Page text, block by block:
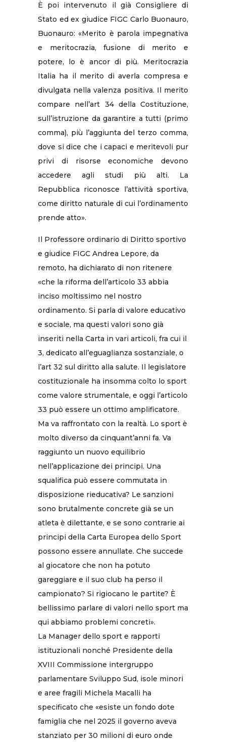
È poi intervenuto il già Consigliere di
Stato ed ex giudice FIGC Carlo Buonauro,
Buonauro: «Merito è parola impegnativa
e meritocrazia, fusione di merito e
potere, lo è ancor di più. Meritocrazia
Italia ha il merito di averla compresa e
divulgata nella valenza positiva. Il merito
compare nell’art 34 della Costituzione,
sull’istruzione da garantire a tutti (primo
comma), più l’aggiunta del terzo comma,
dove si dice che i capaci e meritevoli pur
privi di risorse economiche devono
accedere agli studi più alti. La
Repubblica riconosce l’attività sportiva,
come diritto naturale di cui l’ordinamento
prende atto».
Il Professore ordinario di Diritto sportivo
e giudice FIGC Andrea Lepore, da
remoto, ha dichiarato di non ritenere
«che la riforma dell’articolo 33 abbia
inciso moltissimo nel nostro
ordinamento. Si parla di valore educativo
e sociale, ma questi valori sono già
inseriti nella Carta in vari articoli, fra cui il
3, dedicato all’eguaglianza sostanziale, o
l’art 32 sul diritto alla salute. Il legislatore
costituzionale ha insomma colto lo sport
come valore strumentale, e oggi l’articolo
33 può essere un ottimo amplificatore.
Ma va raffrontato con la realtà. Lo sport è
molto diverso da cinquant’anni fa. Va
raggiunto un nuovo equilibrio
nell’applicazione dei principi. Una
squalifica può essere commutata in
disposizione rieducativa? Le sanzioni
sono brutalmente concrete già se un
atleta è dilettante, e se sono contrarie ai
principi della Carta Europea dello Sport
possono essere annullate. Che succede
al giocatore che non ha potuto
gareggiare e il suo club ha perso il
campionato? Si rigiocano le partite? È
bellissimo parlare di valori nello sport ma
qui abbiamo problemi concreti».
La Manager dello sport e rapporti
istituzionali nonché Presidente della
XVIII Commissione intergruppo
parlamentare Sviluppo Sud, isole minori
e aree fragili Michela Macalli ha
specificato che «esiste un fondo dote
famiglia che nel 2025 il governo aveva
stanziato per 30 milioni di euro onde